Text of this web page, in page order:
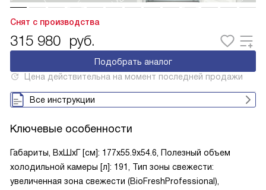
Снят с производства
315 980 руб.
Подобрать аналог
Цена действительна на момент последней продажи
Все инструкции
Ключевые особенности
Габариты, ВxШxГ [см]: 177х55.9х54.6, Полезный объем
холодильной камеры [л]: 191, Тип зоны свежести:
увеличенная зона свежести (BioFreshProfessional),